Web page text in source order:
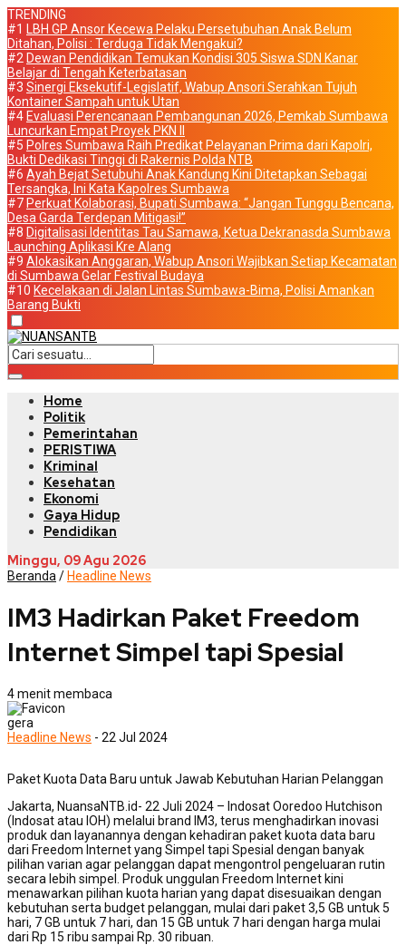
TRENDING
#1
LBH GP Ansor Kecewa Pelaku Persetubuhan Anak Belum
Ditahan, Polisi : Terduga Tidak Mengakui?
#2 Dewan Pendidikan Temukan Kondisi 305 Siswa SDN Kanar
Belajar di Tengah Keterbatasan
#3 Sinergi Eksekutif-Legislatif, Wabup Ansori Serahkan Tujuh
Kontainer Sampah untuk Utan
#4 Evaluasi Perencanaan Pembangunan 2026, Pemkab Sumbawa
Luncurkan Empat Proyek PKN II
#5 Polres Sumbawa Raih Predikat Pelayanan Prima dari Kapolri,
Bukti Dedikasi Tinggi di Rakernis Polda NTB
#6 Ayah Bejat Setubuhi Anak Kandung Kini Ditetapkan Sebagai
Tersangka, Ini Kata Kapolres Sumbawa
#7 Perkuat Kolaborasi, Bupati Sumbawa: “Jangan Tunggu Bencana,
Desa Garda Terdepan Mitigasi!”
#8 Digitalisasi Identitas Tau Samawa, Ketua Dekranasda Sumbawa
Launching Aplikasi Kre Alang
#9 Alokasikan Anggaran, Wabup Ansori Wajibkan Setiap Kecamatan
di Sumbawa Gelar Festival Budaya
#10 Kecelakaan di Jalan Lintas Sumbawa-Bima, Polisi Amankan
Barang Bukti
Home
Politik
Pemerintahan
PERISTIWA
Kriminal
Kesehatan
Ekonomi
Gaya Hidup
Pendidikan
Minggu, 09 Agu 2026
Beranda / Headline News
IM3 Hadirkan Paket Freedom
Internet Simpel tapi Spesial
4 menit membaca
gera
Headline News - 22 Jul 2024
Paket Kuota Data Baru untuk Jawab Kebutuhan Harian Pelanggan
Jakarta, NuansaNTB.id- 22 Juli 2024 – Indosat Ooredoo Hutchison
(Indosat atau IOH) melalui brand IM3, terus menghadirkan inovasi
produk dan layanannya dengan kehadiran paket kuota data baru
dari Freedom Internet yang Simpel tapi Spesial dengan banyak
pilihan varian agar pelanggan dapat mengontrol pengeluaran rutin
secara lebih simpel. Produk unggulan Freedom Internet kini
menawarkan pilihan kuota harian yang dapat disesuaikan dengan
kebutuhan serta budget pelanggan, mulai dari paket 3,5 GB untuk 5
hari, 7 GB untuk 7 hari, dan 15 GB untuk 7 hari dengan harga mulai
dari Rp 15 ribu sampai Rp. 30 ribuan.